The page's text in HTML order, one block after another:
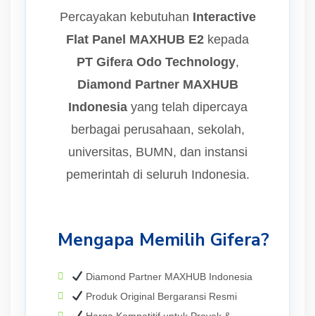
Percayakan kebutuhan Interactive
Flat Panel MAXHUB E2 kepada
PT Gifera Odo Technology,
Diamond Partner MAXHUB
Indonesiayang telah dipercaya
berbagai perusahaan, sekolah,
universitas, BUMN, dan instansi
pemerintah di seluruh Indonesia.
Mengapa Memilih Gifera?
Diamond Partner MAXHUB Indonesia
Produk Original Bergaransi Resmi